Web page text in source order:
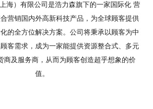
海）有限公司是浩力森旗下的一家国际化 营
营销国内外高新科技产品，为全球顾客提供
的全方位解决方案。公司将秉承以顾客为中
客需求，成为一家能提供资源整合式、多元
商及服务商，从而为顾客创造超乎想象的价
值。